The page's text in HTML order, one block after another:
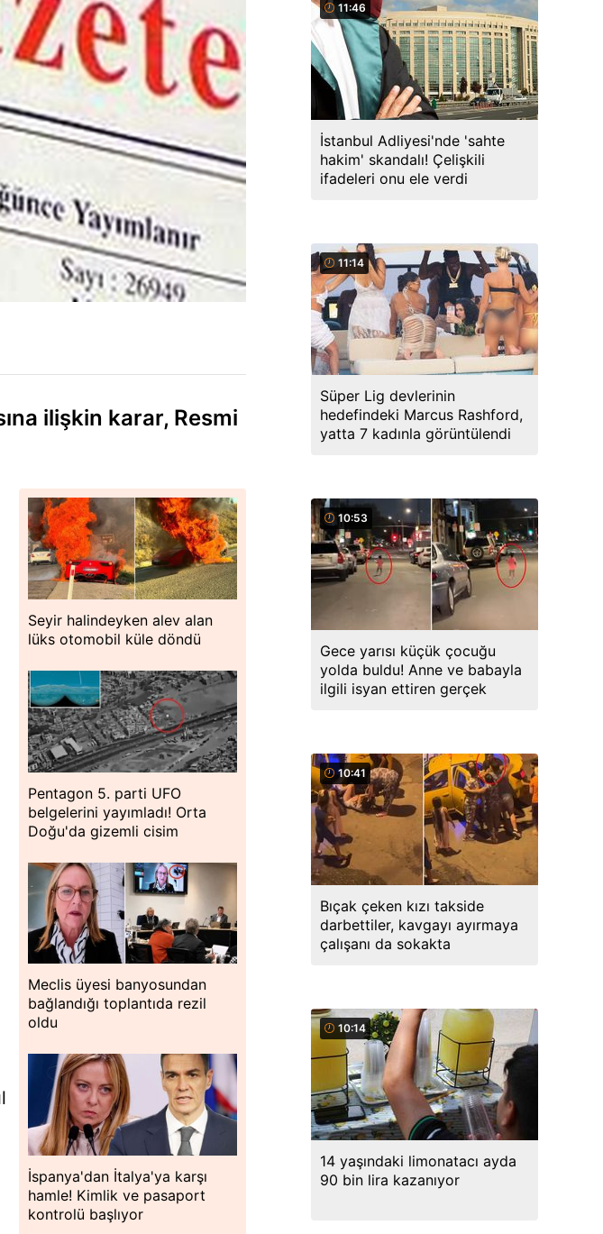
ilişkin karar, Resmi
Seyir halindeyken alev alan
lüks otomobil küle döndü
Pentagon 5. parti UFO
belgelerini yayımladı! Orta
Doğu'da gizemli cisim
Meclis üyesi banyosundan
bağlandığı toplantıda rezil
oldu
İspanya'dan İtalya'ya karşı
hamle! Kimlik ve pasaport
kontrolü başlıyor
11:46
İstanbul Adliyesi'nde 'sahte
hakim' skandalı! Çelişkili
ifadeleri onu ele verdi
11:14
Süper Lig devlerinin
hedefindeki Marcus Rashford,
yatta 7 kadınla görüntülendi
10:53
Gece yarısı küçük çocuğu
yolda buldu! Anne ve babayla
ilgili isyan ettiren gerçek
10:41
Bıçak çeken kızı takside
darbettiler, kavgayı ayırmaya
çalışanı da sokakta
10:14
14 yaşındaki limonatacı ayda
90 bin lira kazanıyor